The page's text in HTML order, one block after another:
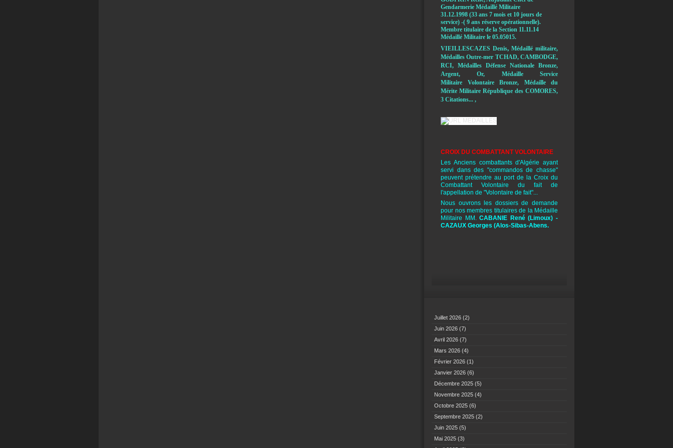
Gendarmerie Médaillé Militaire
31.12.1998 (33 ans 7 mois et 10 jours de
service) -( 9 ans réserve opérationnelle).
Membre titulaire de la Section 11.11.14
Médaillé Militaire le 05.05015.
VIEILLESCAZES Denis, Médaillé militaire,
Médailles Outre-mer TCHAD, CAMBODGE,
RCI, Médailles Défense Nationale Bronze,
Argent, Or, Médaille Service
Militaire Volontaire Bronze, Médaille du
Mérite Militaire République des COMORES,
3 Citations... ,
CROIX DU COMBATTANT VOLONTAIRE
Les Anciens combattants d'Algérie ayant
servi dans des "commandos de chasse"
peuvent prétendre au port de la Croix du
Combattant Volontaire du fait de
l'appellation de "Volontaire de fait"...
Nous ouvrons les dossiers de demande
pour nos membres titulaires de la Médaille
Militaire MM. CABANIE René(Limoux) -
CAZAUX Georges (Alos-Sibas-Abens.
Juillet 2026 (2)
Juin 2026 (7)
Avril 2026 (7)
Mars 2026 (4)
Février 2026 (1)
Janvier 2026 (6)
Décembre 2025 (5)
Novembre 2025 (4)
Octobre 2025 (6)
Septembre 2025 (2)
Juin 2025 (5)
Mai 2025 (3)